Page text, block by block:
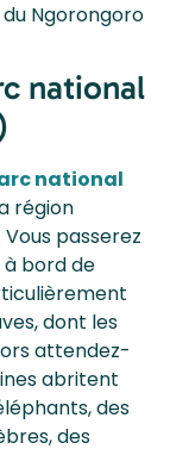
Ngorongoro
national
national
région
passerez
bord de
dont les
attendez-
abritent
des
des